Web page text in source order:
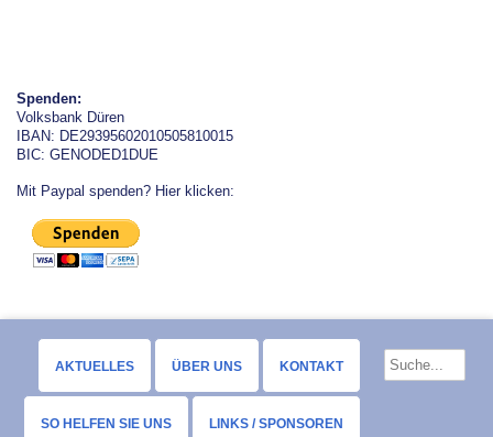
Spenden:
Volksbank Düren
IBAN: DE29395602010505810015
BIC: GENODED1DUE
Mit Paypal spenden? Hier klicken:
AKTUELLES ÜBER UNS KONTAKT
SO HELFEN SIE UNS LINKS / SPONSOREN